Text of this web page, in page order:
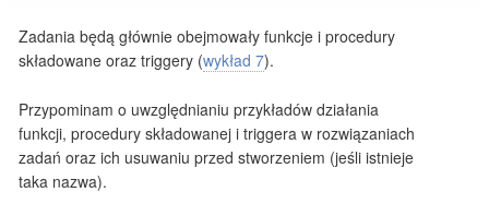
Zadania będą głównie obejmowały funkcje i procedury
składowane oraz triggery (wykład 7).
Przypominam o uwzględnianiu przykładów działania
funkcji, procedury składowanej i triggera w rozwiązaniach
zadań oraz ich usuwaniu przed stworzeniem (jeśli istnieje
taka nazwa).